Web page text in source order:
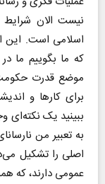
نیست الان
اسلامی است.
که ما بگوییم ما
موضع قدرت
برای کار‌ها و
ببینید یک نکته‌ای
به تعبیر من
اصلی را تشکیل
عمومی دارند، که